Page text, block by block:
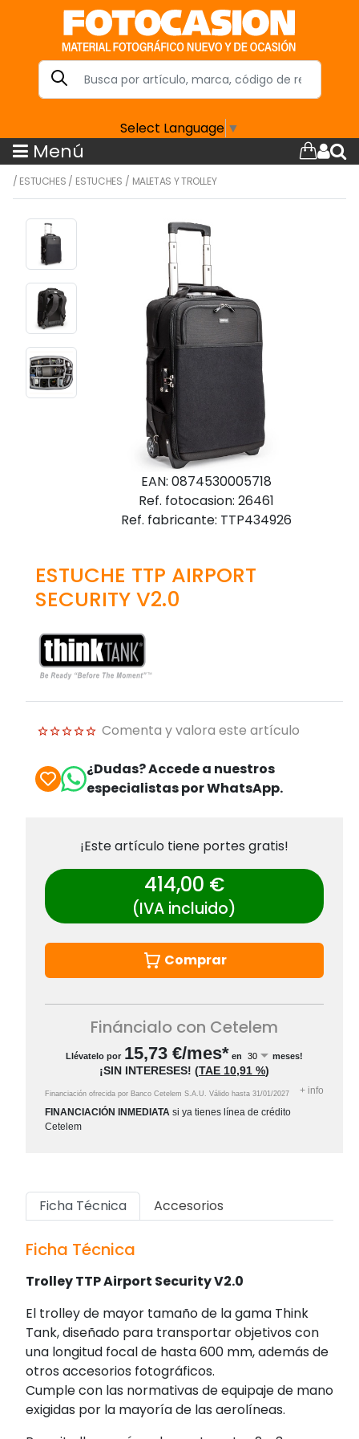
Select Language ▼
Menú
/ ESTUCHES / ESTUCHES / MALETAS Y TROLLEY
EAN: 0874530005718
Ref. fotocasion: 26461
Ref. fabricante: TTP434926
ESTUCHE TTP AIRPORT
SECURITY V2.0
Comenta y valora este artículo
¿Dudas? Accede a nuestros
especialistas por WhatsApp.
¡Este artículo tiene portes gratis!
414,00 €
(IVA incluido)
Comprar
Fináncialo con Cetelem
Llévatelo por 15,73 €/mes* en meses!
¡SIN INTERESES! (TAE 10,91 %)
Financiación ofrecida por Banco Cetelem S.A.U. Válido hasta 31/01/2027 + info
FINANCIACIÓN INMEDIATA si ya tienes línea de crédito
Cetelem
Ficha Técnica Accesorios
Ficha Técnica
Trolley TTP Airport Security V2.0
El trolley de mayor tamaño de la gama Think
Tank, diseñado para transportar objetivos con
una longitud focal de hasta 600 mm, además de
otros accesorios fotográficos.
Cumple con las normativas de equipaje de mano
exigidas por la mayoría de las aerolíneas.